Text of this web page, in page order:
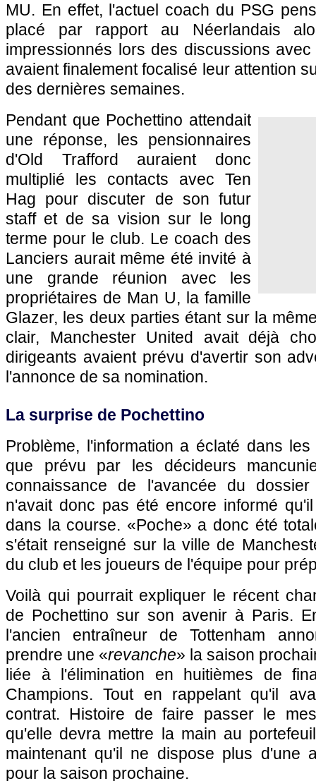
MU. En effet, l'actuel coach du PSG
placé par rapport au Néerlandais
impressionnés lors des discussions
avaient finalement focalisé leur attention
des dernières semaines.
Pendant que Pochettino attendait
une réponse, les pensionnaires
d'Old Trafford auraient donc
multiplié les contacts avec Ten
Hag pour discuter de son futur
staff et de sa vision sur le long
terme pour le club. Le coach des
Lanciers aurait même été invité à
une grande réunion avec les
propriétaires de Man U, la famille
Glazer, les deux parties étant sur la
clair, Manchester United avait déjà
dirigeants avaient prévu d'avertir son
l'annonce de sa nomination.
La surprise de Pochettino
Problème, l'information a éclaté dans
que prévu par les décideurs
connaissance de l'avancée du
n'avait donc pas été encore informé
dans la course. «Poche» a donc été
s'était renseigné sur la ville de
du club et les joueurs de l'équipe pour
Voilà qui pourrait expliquer le récent
de Pochettino sur son avenir à Paris.
l'ancien entraîneur de Tottenham
prendre une «revanche» la saison
liée à l'élimination en huitièmes de
Champions. Tout en rappelant qu'il
contrat. Histoire de faire passer le
qu'elle devra mettre la main au
maintenant qu'il ne dispose plus d'une
pour la saison prochaine.